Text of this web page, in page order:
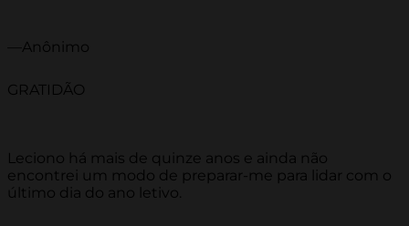
—Anônimo
GRATIDÃO
Leciono há mais de quinze anos e ainda não
encontrei um modo de preparar-me para lidar com o
último dia do ano letivo.